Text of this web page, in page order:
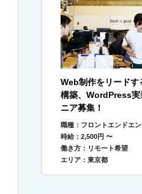
Web制作をリードす
構築、WordPress実
ニア募集！
職種：フロントエンドエ
時給：2,500円 〜
働き方：リモート希望
エリア：東京都